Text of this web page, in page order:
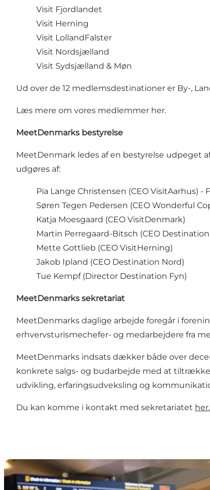
Visit Fjordlandet
Visit Herning
Visit LollandFalster
Visit Nordsjælland
Visit Sydsjælland & Møn
Ud over de 12 medlemsdestinationer er By-,
Læs mere om vores medlemmer her.
MeetDenmarks bestyrelse
MeetDenmark ledes af en bestyrelse udpeget
udgøres af:
Pia Lange Christensen (CEO VisitAarhus) -
Søren Tegen Pedersen (CEO Wonderful
Katja Moesgaard (CEO VisitDenmark)
Martin Perregaard-Bitsch (CEO
Mette Gottlieb (CEO VisitHerning)
Jakob Ipland (CEO Destination Nord)
Tue Kempf(Director Destination Fyn)
MeetDenmarks sekretariat
MeetDenmarks daglige arbejde foregår i
erhvervsturismechefer- og medarbejdere fra
MeetDenmarks indsats dækker både over
konkrete salgs- og budarbejde med at
udvikling, erfaringsudveksling og
Du kan komme i kontakt med sekretariatet her.
MeetDenmarks strategi 2025-2027: Når verden